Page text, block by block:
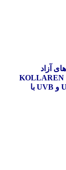
- محافظت از پوست دربرابر پرتوهای UVA و UVB با